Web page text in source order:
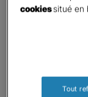
+1
E-mail*
Informations
cookiessitué en
Tout